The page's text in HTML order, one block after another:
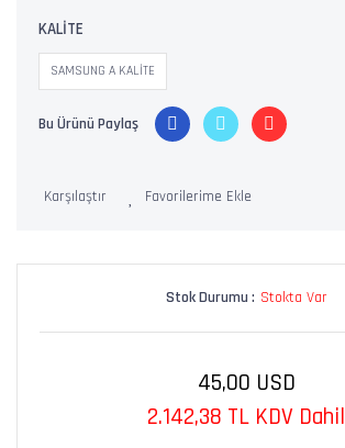
KALİTE
SAMSUNG A KALİTE
Bu Ürünü Paylaş
Karşılaştır
Stok Durumu : Stokta Var
45,00 USD
2.142,38 TL KDV Dahil